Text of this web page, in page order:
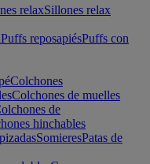
relaxSillones relax
Puffs reposapiésPuffs con
Colchones
Colchones de muelles
de
hinchables
SomieresPatas de